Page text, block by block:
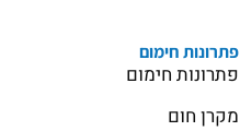
פתרונות חימום
פתרונות חימום
מקרן חום